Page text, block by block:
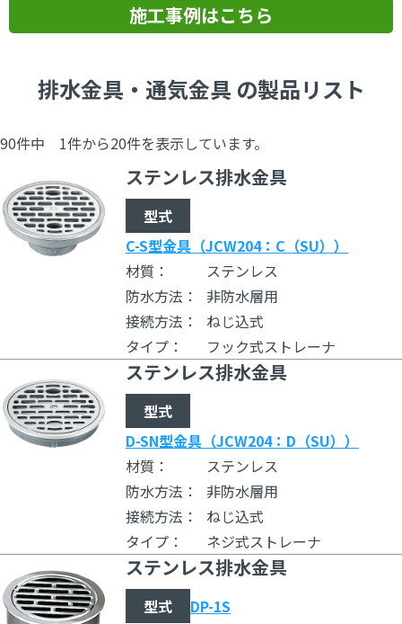
ています。また、介護施設などで「普段は水を流さないが、緊
急時には排水が必要」という現場には、目皿と掃除口の機能を
す。そのほか、浴槽用の共栓や各種通気金具など、配管の種類
と耐久性を兼ね備えた製品群が、円滑な排水・通気システムを
◇設計に役立つ豆知識
・床排水金物 JCW204記号「C」と「D」の違いについて詳し
・掃除口(そうじこう)の役割について詳しく解説
・ベントキャップ・防水継手の役割について詳しく解説
施工事例はこちら
排水金具・通気金具 の製品リスト
90件中 1件から20件を表示しています。
ステンレス排水金具
型式
C-S型金具（JCW204：C（SU））
材質：
ステンレス
防水方法：
非防水層用
接続方法：
ねじ込式
タイプ：
フック式ストレーナ
ステンレス排水金具
型式
D-SN型金具（JCW204：D（SU））
材質：
ステンレス
防水方法：
非防水層用
接続方法：
ねじ込式
タイプ：
ネジ式ストレーナ
ステンレス排水金具
型式
DP-1S